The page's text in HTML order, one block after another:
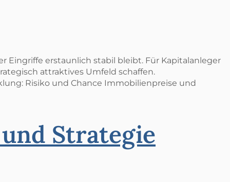
Eingriffe erstaunlich stabil bleibt. Für Kapitalanleger
attraktives Umfeld schaffen.
Risiko und Chance Immobilienpreise und
Strategie